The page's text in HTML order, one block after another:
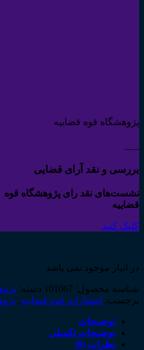
پژوهشگاه قوه قضاییه
بررسی و نقد آرای قضایی
نشست‌های نقد رای پژوهشگاه قوه
قضاییه
کلیک کنید
در انبار موجود نمی باشد
شناسه محصول: 101067 دسته:
برچسب: انتشارات قوه قضاییه,
توضیحات
توضیحات تکمیلی
نظرات (0)